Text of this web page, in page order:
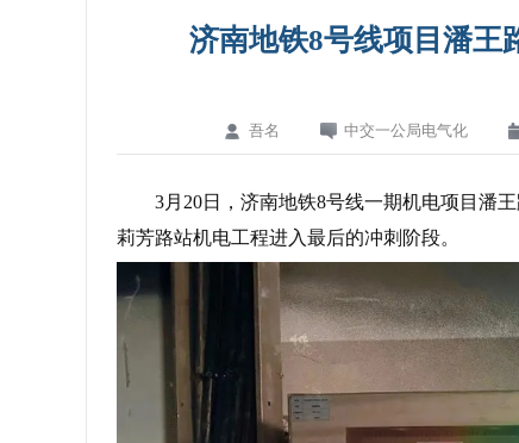
济南地铁8号线项目潘王
吾名 中交一公局电气化
3月20日，济南地铁8号线一期机电项目潘
莉芳路站机电工程进入最后的冲刺阶段。